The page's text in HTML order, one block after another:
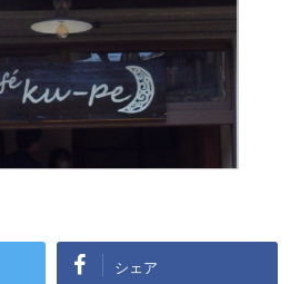
シェア